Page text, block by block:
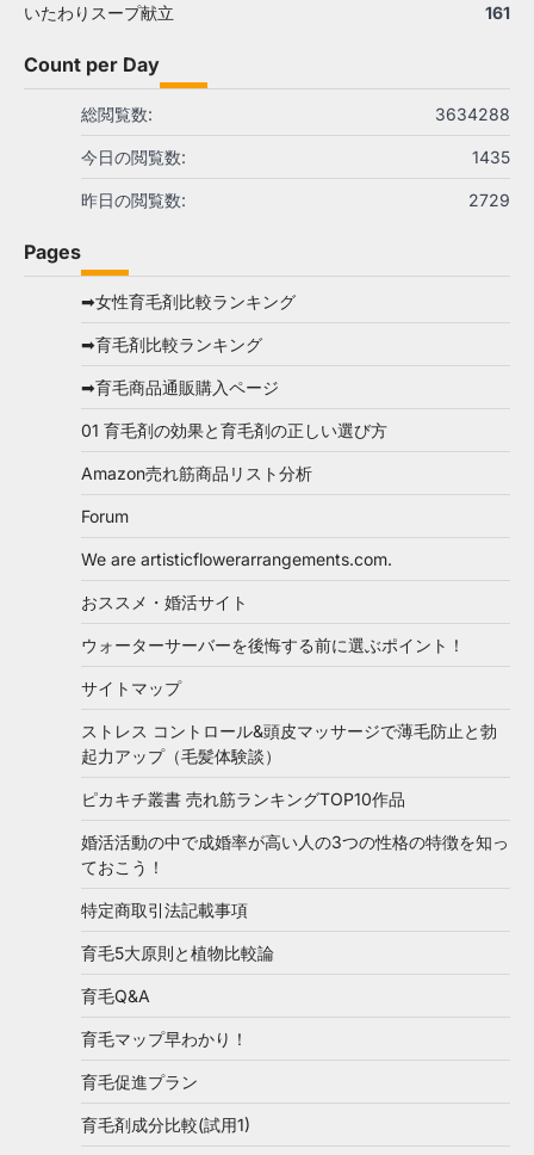
いたわりスープ献立 161
Count per Day
3634288
総閲覧数:
1435
今日の閲覧数:
2729
昨日の閲覧数:
Pages
➡女性育毛剤比較ランキング
➡育毛剤比較ランキング
➡育毛商品通販購入ページ
01 育毛剤の効果と育毛剤の正しい選び方
Amazon売れ筋商品リスト分析
Forum
We are artisticflowerarrangements.com.
おススメ・婚活サイト
ウォーターサーバーを後悔する前に選ぶポイント！
サイトマップ
ストレス コントロール&頭皮マッサージで薄毛防止と勃
起力アップ（毛髪体験談）
ピカキチ叢書 売れ筋ランキングTOP10作品
婚活活動の中で成婚率が高い人の3つの性格の特徴を知っ
ておこう！
特定商取引法記載事項
育毛5大原則と植物比較論
育毛Q&A
育毛マップ早わかり！
育毛促進プラン
育毛剤成分比較(試用1)